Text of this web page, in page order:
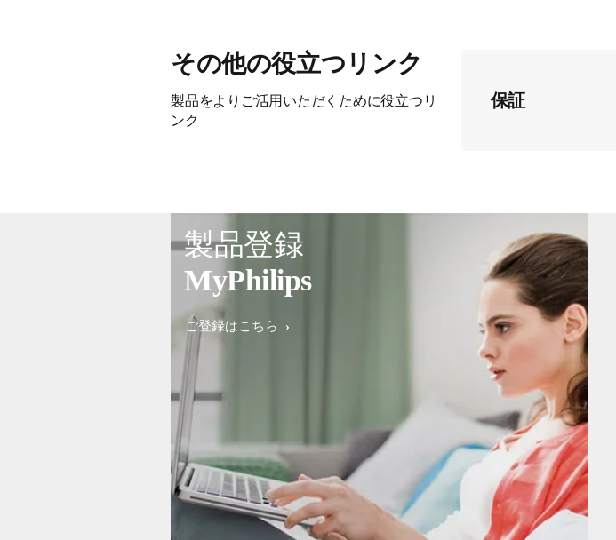
その他の役立つリンク
製品をよりご活用いただくために役立つリ
ンク
保証
製品登録
MyPhilips
ご登録はこちら